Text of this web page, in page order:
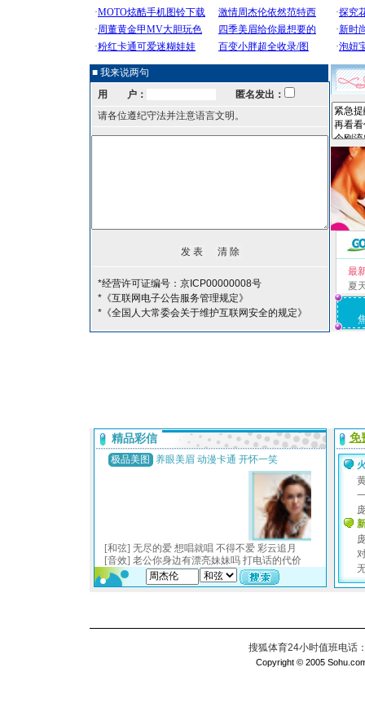
■ 我来说两句
用 户：
匿名发出：
请各位遵纪守法并注意语言文明。
*经营许可证编号：京ICP00000008号
*《互联网电子公告服务管理规定》
*《全国人大常委会关于维护互联网安全的规定》
最
夏
搜狐体育24小时值班电话
Copyright © 2005